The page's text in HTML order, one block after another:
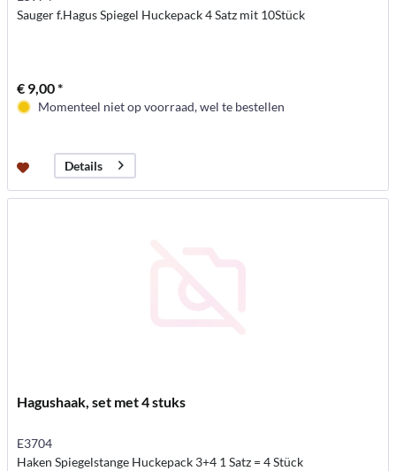
Sauger f.Hagus Spiegel Huckepack 4 Satz mit 10Stück
€ 9,00 *
Momenteel niet op voorraad, wel te bestellen
Details
Hagushaak, set met 4 stuks
E3704
Haken Spiegelstange Huckepack 3+4 1 Satz = 4 Stück